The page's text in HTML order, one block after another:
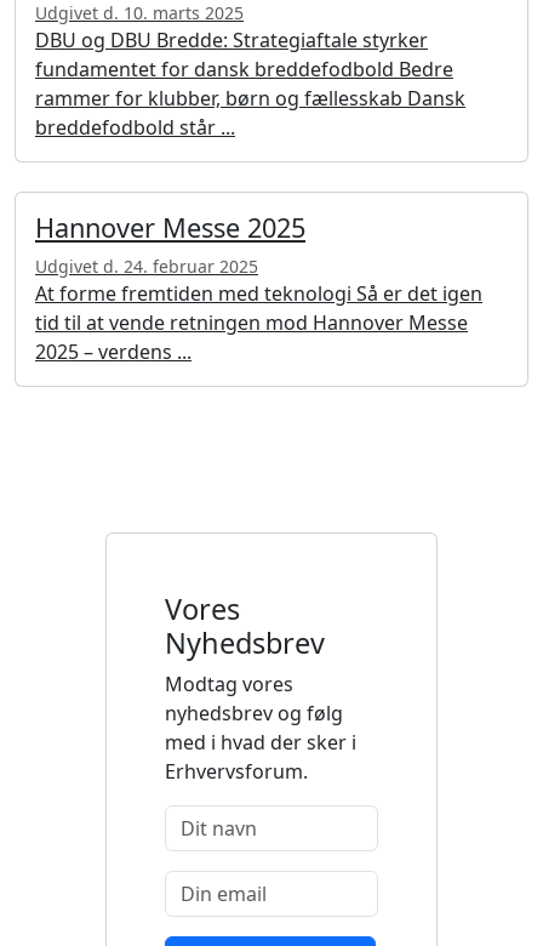
Udgivet d. 10. marts 2025
DBU og DBU Bredde: Strategiaftale styrker
fundamentet for dansk breddefodbold Bedre
rammer for klubber, børn og fællesskab Dansk
breddefodbold står ...
Hannover Messe 2025
Udgivet d. 24. februar 2025
At forme fremtiden med teknologi Så er det igen
tid til at vende retningen mod Hannover Messe
2025 – verdens ...
Vores
Nyhedsbrev
Modtag vores
nyhedsbrev og følg
med i hvad der sker i
Erhvervsforum.